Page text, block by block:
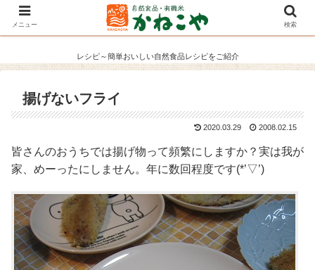
レシピ～簡単おいしい自然食品レシピをご紹介
揚げないフライ
2020.03.29 2008.02.15
皆さんのおうちでは揚げ物って頻繁にしますか？実は我が
家、めーったにしません。年に数回程度です(*’▽’)
メニュー 検索